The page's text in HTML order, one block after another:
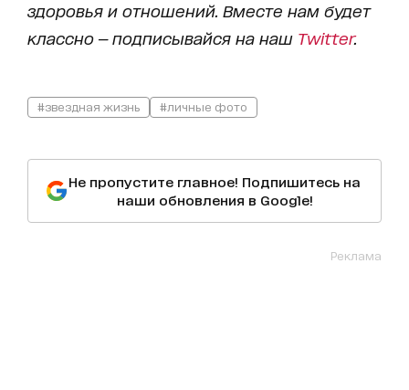
здоровья и отношений. Вместе нам будет
классно — подписывайся на наш Twitter.
#звездная жизнь #личные фото
Не пропустите главное! Подпишитесь на
наши обновления в Google!
Реклама